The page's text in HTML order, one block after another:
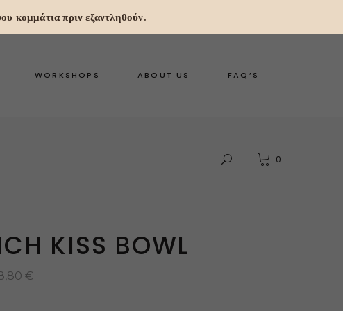
WORKSHOPS ABOUT US FAQ’S
0
KISS BOWL
€
κομμάτια πριν εξαντληθούν.